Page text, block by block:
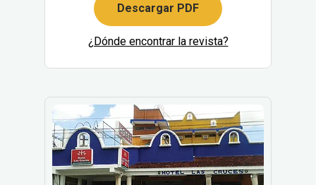
Descargar PDF
¿Dónde encontrar la revista?